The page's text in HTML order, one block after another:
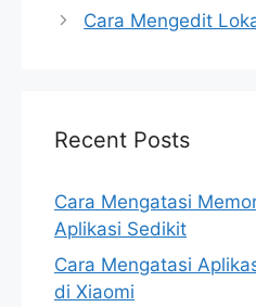
Cara Mengedit
Recent Posts
Cara Mengatasi
Aplikasi Sedikit
Cara Mengatasi
di Xiaomi